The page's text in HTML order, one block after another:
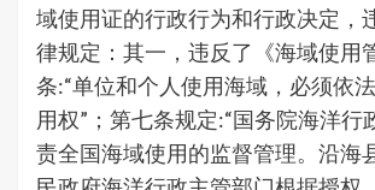
域使用证的行政行为和行政决定，
律规定：其一，违反了《海域使用
条:“单位和个人使用海域，必须依
用权”；第七条规定:“国务院海洋行
责全国海域使用的监督管理。沿海